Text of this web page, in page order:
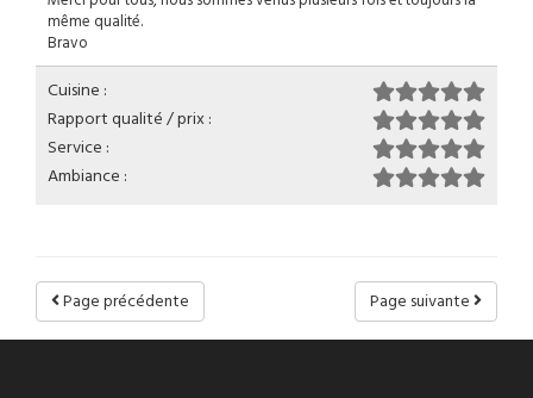
même qualité.
Bravo
Cuisine :
Rapport qualité / prix :
Service :
Ambiance :
Page suivante
Page précédente